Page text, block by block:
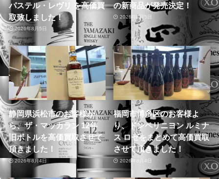
パステル・レヴリ を高価買
取致しました！
2026年8月5日
の新商品が発売決定！
2026年8月5日
静岡県浜松市のお客様か
ら、ザ・マッカラン 12年
旧ボトルを高価買取させて
頂きました！
2026年8月4日
福岡市博多区のお客様よ
り、ドンペリニヨン ルミナ
ス ロゼをまとめて高価買取
させて頂きました！
2026年8月4日